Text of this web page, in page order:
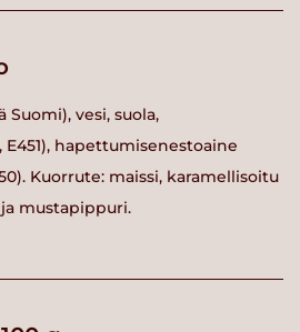
vesi, suola,
hapettumisenestoaine
Kuorrute: maissi, karamellisoitu
mustapippuri.